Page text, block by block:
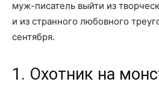
муж-писатель выйти из
и из странного любовного
сентября.
1. Охотник на